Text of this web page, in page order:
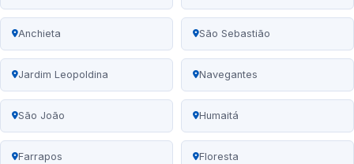
Anchieta São Sebastião
Jardim Leopoldina Navegantes
São João Humaitá
Farrapos Floresta